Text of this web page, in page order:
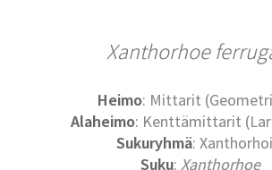
Xanthorhoe
Heimo: Mittarit
Alaheimo: Kenttämittarit
Sukuryhmä:
Suku: Xanthorhoe